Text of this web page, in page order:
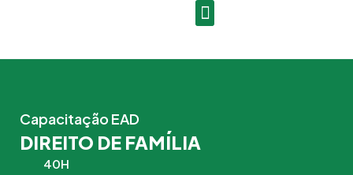
Capacitação EAD
DIREITO DE FAMÍLIA
40H